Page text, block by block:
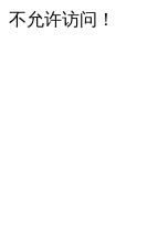
不允许访问！